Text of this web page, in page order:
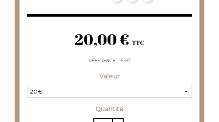
20,00 € TTC
RÉFÉRENCE 15597
Valeur
Quantité